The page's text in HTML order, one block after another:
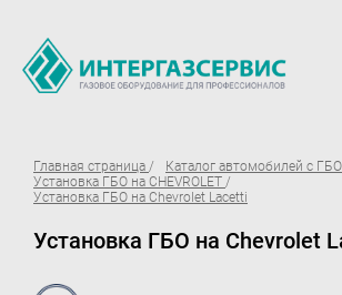
О компании
Новости
ГБО Alpha
Вопросы и ответы
Главная страница
Каталог автомобилей с ГБО
Установка ГБО на CHEVROLET
Установка ГБО на Chevrolet Lacetti
Установка ГБО на Chevrolet